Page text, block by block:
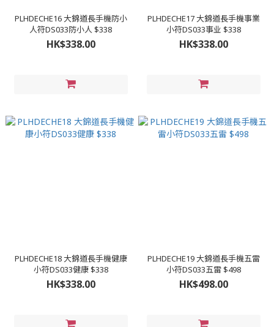
PLHDECHE16 大錦道長手機防小
人符DS033防小人 $338
HK$338.00
PLHDECHE17 大錦道長手機事業
小符DS033事业 $338
HK$338.00
PLHDECHE18 大錦道長手機健康
小符DS033健康 $338
HK$338.00
PLHDECHE19 大錦道長手機五雷
小符DS033五雷 $498
HK$498.00